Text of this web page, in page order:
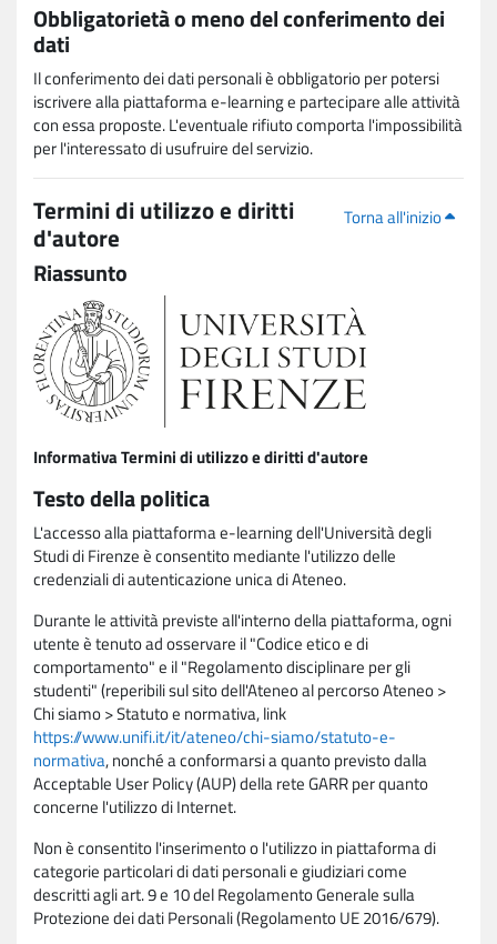
Obbligatorietà o meno del conferimento dei
dati
Il conferimento dei dati personali è obbligatorio per potersi
iscrivere alla piattaforma e-learning e partecipare alle attività
con essa proposte. L'eventuale rifiuto comporta l'impossibilità
per l'interessato di usufruire del servizio.
Torna all'inizio
Termini di utilizzo e diritti
d'autore
Riassunto
Informativa Termini di utilizzo e diritti d'autore
Testo della politica
L'accesso alla piattaforma e-learning dell'Università degli
Studi di Firenze è consentito mediante l'utilizzo delle
credenziali di autenticazione unica di Ateneo.
Durante le attività previste all'interno della piattaforma, ogni
utente è tenuto ad osservare il "Codice etico e di
comportamento" e il "Regolamento disciplinare per gli
studenti" (reperibili sul sito dell'Ateneo al percorso Ateneo >
Chi siamo > Statuto e normativa, link
https://www.unifi.it/it/ateneo/chi-siamo/statuto-e-
normativa, nonché a conformarsi a quanto previsto dalla
Acceptable User Policy (AUP) della rete GARR per quanto
concerne l'utilizzo di Internet.
Non è consentito l'inserimento o l'utilizzo in piattaforma di
categorie particolari di dati personali e giudiziari come
descritti agli art. 9 e 10 del Regolamento Generale sulla
Protezione dei dati Personali (Regolamento UE 2016/679).